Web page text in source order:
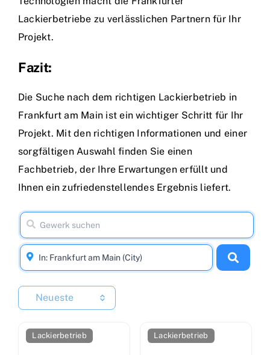
Lackierbetriebe zu verlässlichen Partnern für Ihr
Projekt.
Fazit:
Die Suche nach dem richtigen Lackierbetrieb in
Frankfurt am Main ist ein wichtiger Schritt für Ihr
Projekt. Mit den richtigen Informationen und einer
sorgfältigen Auswahl finden Sie einen
Fachbetrieb, der Ihre Erwartungen erfüllt und
Ihnen ein zufriedenstellendes Ergebnis liefert.
Neueste
Lackierbetrieb Lackierbetrieb